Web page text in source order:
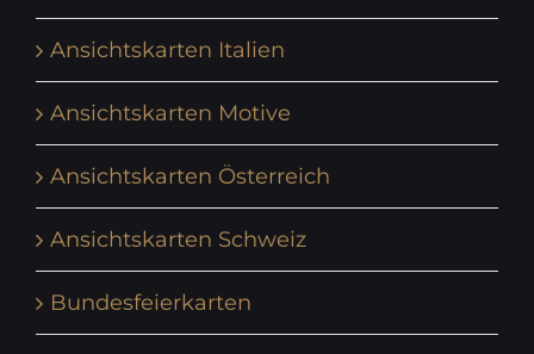
Ansichtskarten Italien
Ansichtskarten Motive
Ansichtskarten Österreich
Ansichtskarten Schweiz
Bundesfeierkarten